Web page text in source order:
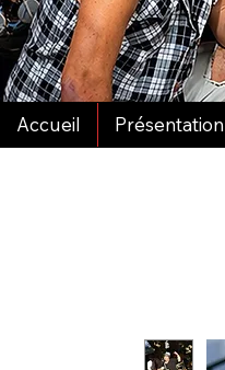
Accueil Présentation